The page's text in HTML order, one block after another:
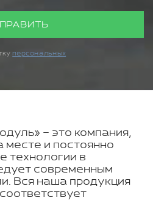
персональных
– это компания,
месте и постоянно
технологии в
современным
Вся наша продукция